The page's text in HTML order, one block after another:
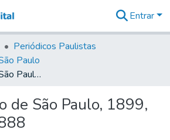
&
Coleções
Tudo na
Biblioteca
Estatísticas
Entrar
Periódicos Paulistas
Paulo
O Commercio de São Paulo, 1899, Ano VII, n. 1888
de São Paulo, 1899,